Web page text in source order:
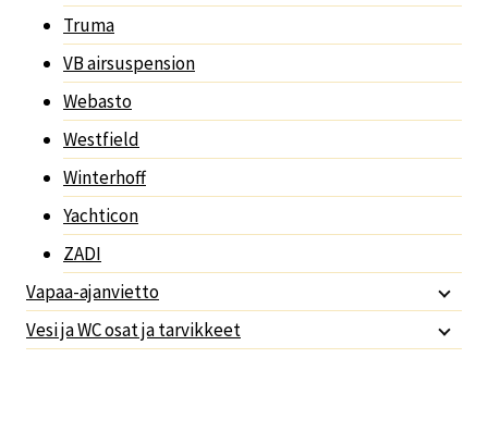
Truma
VB airsuspension
Webasto
Westfield
Winterhoff
Yachticon
ZADI
Vapaa-ajanvietto
Vesi ja WC osat ja tarvikkeet